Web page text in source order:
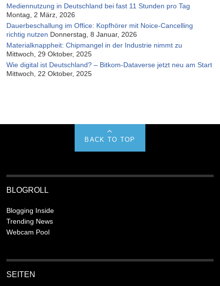
Mediennutzung in Deutschland bei fast 11 Stunden pro Tag
Montag, 2 März, 2026
Dauerbeschallung im Office: Kopfhörer mit Noice-Cancelling
richtig nutzen Donnerstag, 8 Januar, 2026
Materialknappheit: Chipmangel in der Industrie nimmt zu
Mittwoch, 29 Oktober, 2025
Wie digital ist Deutschland? – Bitkom-Dataverse jetzt neu am Start
Mittwoch, 22 Oktober, 2025
BACK TO TOP
BLOGROLL
Blogging Inside
Trending News
Webcam Pool
SEITEN